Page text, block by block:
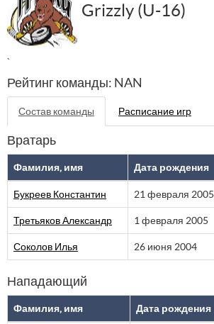
Grizzly (U-16)
`
Рейтинг команды: NAN
Состав команды Расписание игр
Вратарь
Фамилия, имя Дата рождения
Букреев Константин 21 февраля 2005
Третьяков Александр 1 февраля 2005
Соколов Илья 26 июня 2004
Нападающий
Фамилия, имя Дата рождения